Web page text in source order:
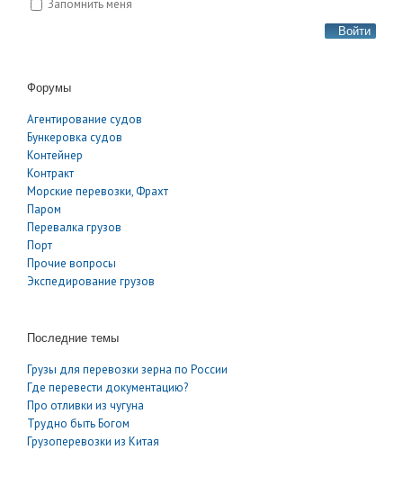
Запомнить меня
Войти
Форумы
Агентирование судов
Бункеровка судов
Контейнер
Контракт
Морские перевозки, Фрахт
Паром
Перевалка грузов
Порт
Прочие вопросы
Экспедирование грузов
Последние темы
Грузы для перевозки зерна по России
Где перевести документацию?
Про отливки из чугуна
Трудно быть Богом
Грузоперевозки из Китая